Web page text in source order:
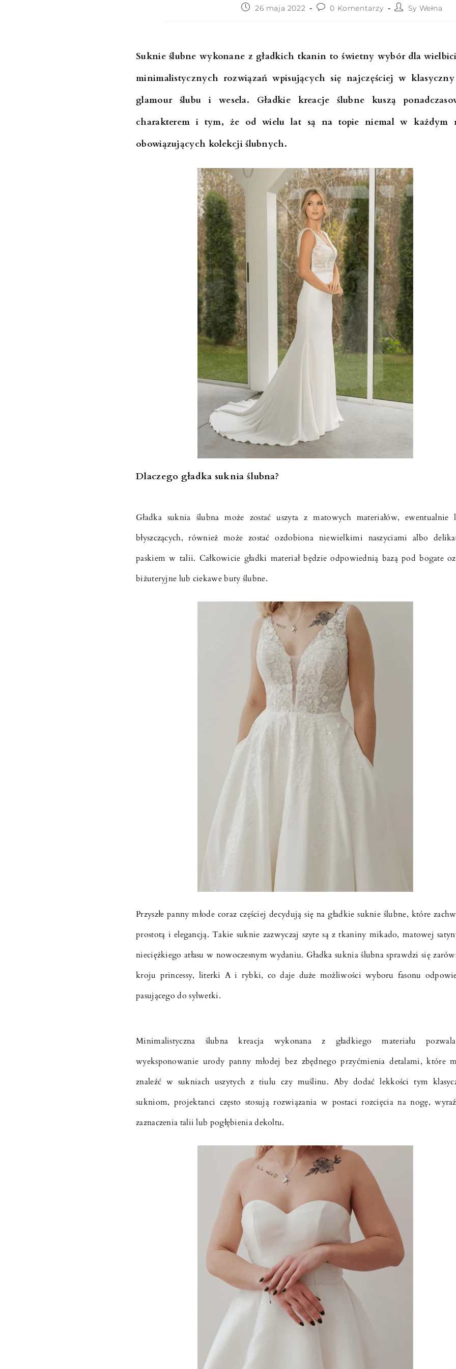
26 maja 2022 0 Komentarzy Sy Wełna
Suknie ślubne wykonane z gładkich tkanin to świetny wybór dla
minimalistycznych rozwiązań wpisujących się najczęściej w
glamour ślubu i wesela. Gładkie kreacje ślubne kuszą
charakterem i tym, że od wielu lat są na topie niemal w każdym
obowiązujących kolekcji ślubnych.
Dlaczego gładka suknia ślubna?
Gładka suknia ślubna może zostać uszyta z matowych materiałów, ewentualnie
błyszczących, również może zostać ozdobiona niewielkimi naszyciami albo
paskiem w talii. Całkowicie gładki materiał będzie odpowiednią bazą pod bogate
biżuteryjne lub ciekawe buty ślubne.
Przyszłe panny młode coraz częściej decydują się na gładkie suknie ślubne, które
prostotą i elegancją. Takie suknie zazwyczaj szyte są z tkaniny mikado, matowej
nieciężkiego atłasu w nowoczesnym wydaniu. Gładka suknia ślubna sprawdzi się
kroju princessy, literki A i rybki, co daje duże możliwości wyboru fasonu
pasującego do sylwetki.
Minimalistyczna ślubna kreacja wykonana z gładkiego materiału
wyeksponowanie urody panny młodej bez zbędnego przyćmienia detalami, które
znaleźć w sukniach uszytych z tiulu czy muślinu. Aby dodać lekkości tym
sukniom, projektanci często stosują rozwiązania w postaci rozcięcia na nogę,
zaznaczenia talii lub pogłębienia dekoltu.